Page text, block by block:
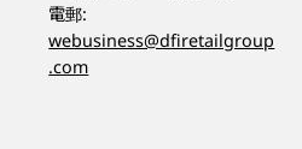
電郵:
webusiness@dfiretailgroup
.com